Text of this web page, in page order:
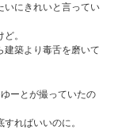
いにきれいと言ってい
。
建築より毒舌を磨いて
ーとが撮っていたの
ればいいのに。